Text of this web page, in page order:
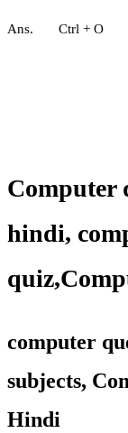
Ans. Ctrl + O
Computer
hindi,
quiz,
computer
subjects,
Hindi